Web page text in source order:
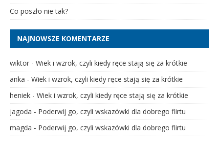
Co poszło nie tak?
NAJNOWSZE KOMENTARZE
wiktor - Wiek i wzrok, czyli kiedy ręce stają się za krótkie
anka - Wiek i wzrok, czyli kiedy ręce stają się za krótkie
heniek - Wiek i wzrok, czyli kiedy ręce stają się za krótkie
jagoda - Poderwij go, czyli wskazówki dla dobrego flirtu
magda - Poderwij go, czyli wskazówki dla dobrego flirtu